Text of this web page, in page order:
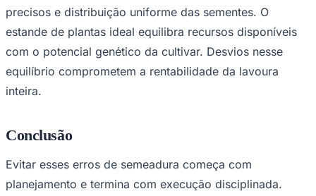
precisos e distribuição uniforme das sementes. O
estande de plantas ideal equilibra recursos disponíveis
com o potencial genético da cultivar. Desvios nesse
equilíbrio comprometem a rentabilidade da lavoura
inteira.
Conclusão
Evitar esses erros de semeadura começa com
planejamento e termina com execução disciplinada.